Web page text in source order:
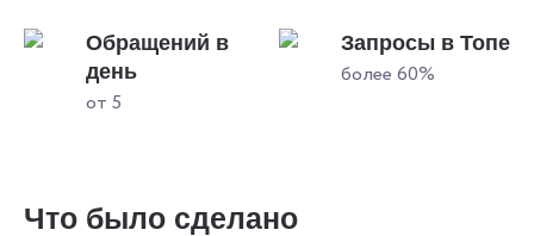
Обращений в
день
от 5
Запросы в Топе
более 60%
Что было сделано